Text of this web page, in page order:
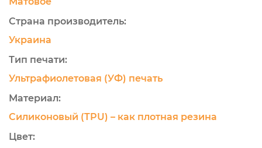
Страна производитель:
Украина
Тип печати:
Ультрафиолетовая (УФ) печать
Материал:
Силиконовый (TPU) – как плотная резина
Цвет: